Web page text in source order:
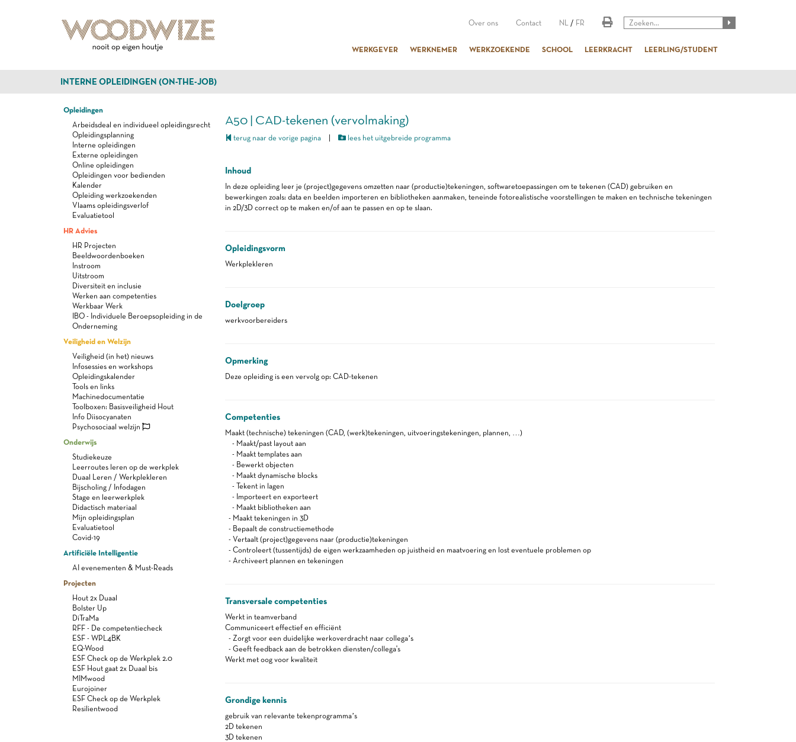
Over ons Contact NL / FR
WERKGEVER WERKNEMER WERKZOEKENDE SCHOOL LEERKRACHT LEERLING/STUDENT
INTERNE OPLEIDINGEN (ON-THE-JOB)
Opleidingen
Arbeidsdeal en individueel opleidingsrecht
Opleidingsplanning
Interne opleidingen
Externe opleidingen
Online opleidingen
Opleidingen voor bedienden
Kalender
Opleiding werkzoekenden
Vlaams opleidingsverlof
Evaluatietool
HR Advies
HR Projecten
Beeldwoordenboeken
Instroom
Uitstroom
Diversiteit en inclusie
Werken aan competenties
Werkbaar Werk
IBO - Individuele Beroepsopleiding in de
Onderneming
Veiligheid en Welzijn
Veiligheid (in het) nieuws
Infosessies en workshops
Opleidingskalender
Tools en links
Machinedocumentatie
Toolboxen: Basisveiligheid Hout
Info Diisocyanaten
Psychosociaal welzijn
Onderwijs
Studiekeuze
Leerroutes leren op de werkplek
Duaal Leren / Werkplekleren
Bijscholing / Infodagen
Stage en leerwerkplek
Didactisch materiaal
Mijn opleidingsplan
Evaluatietool
Covid-19
Artificiële Intelligentie
AI evenementen & Must-Reads
Projecten
Hout 2x Duaal
Bolster Up
DiTraMa
RFF - De competentiecheck
ESF - WPL4BK
EQ-Wood
ESF Check op de Werkplek 2.0
ESF Hout gaat 2x Duaal bis
MIMwood
Eurojoiner
ESF Check op de Werkplek
Resilientwood
A50 | CAD-tekenen (vervolmaking)
terug naar de vorige pagina| lees het uitgebreide programma
Inhoud
In deze opleiding leer je (project)gegevens omzetten naar (productie)tekeningen, softwaretoepassingen om te tekenen (CAD) gebruiken en
bewerkingen zoals: data en beelden importeren en bibliotheken aanmaken, teneinde fotorealistische voorstellingen te maken en technische tekeningen
in 2D/3D correct op te maken en/of aan te passen en op te slaan.
Opleidingsvorm
Werkplekleren
Doelgroep
werkvoorbereiders
Opmerking
Deze opleiding is een vervolg op: CAD-tekenen
Competenties
Maakt (technische) tekeningen (CAD, (werk)tekeningen, uitvoeringstekeningen, plannen, …)
- Maakt/past layout aan
- Maakt templates aan
- Bewerkt objecten
- Maakt dynamische blocks
- Tekent in lagen
- Importeert en exporteert
- Maakt bibliotheken aan
- Maakt tekeningen in 3D
- Bepaalt de constructiemethode
- Vertaalt (project)gegevens naar (productie)tekeningen
- Controleert (tussentijds) de eigen werkzaamheden op juistheid en maatvoering en lost eventuele problemen op
- Archiveert plannen en tekeningen
Transversale competenties
Werkt in teamverband
Communiceert effectief en efficiënt
- Zorgt voor een duidelijke werkoverdracht naar collega’s
- Geeft feedback aan de betrokken diensten/collega's
Werkt met oog voor kwaliteit
Grondige kennis
gebruik van relevante tekenprogramma’s
2D tekenen
3D tekenen